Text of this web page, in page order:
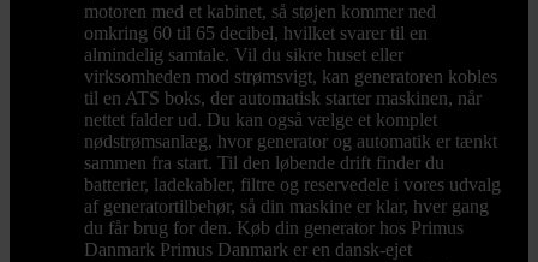
motoren med et kabinet, så støjen kommer ned
omkring 60 til 65 decibel, hvilket svarer til en
almindelig samtale. Vil du sikre huset eller
virksomheden mod strømsvigt, kan generatoren kobles
til en ATS boks, der automatisk starter maskinen, når
nettet falder ud. Du kan også vælge et komplet
nødstrømsanlæg, hvor generator og automatik er tænkt
sammen fra start. Til den løbende drift finder du
batterier, ladekabler, filtre og reservedele i vores udvalg
af generatortilbehør, så din maskine er klar, hver gang
du får brug for den. Køb din generator hos Primus
Danmark Primus Danmark er en dansk-ejet